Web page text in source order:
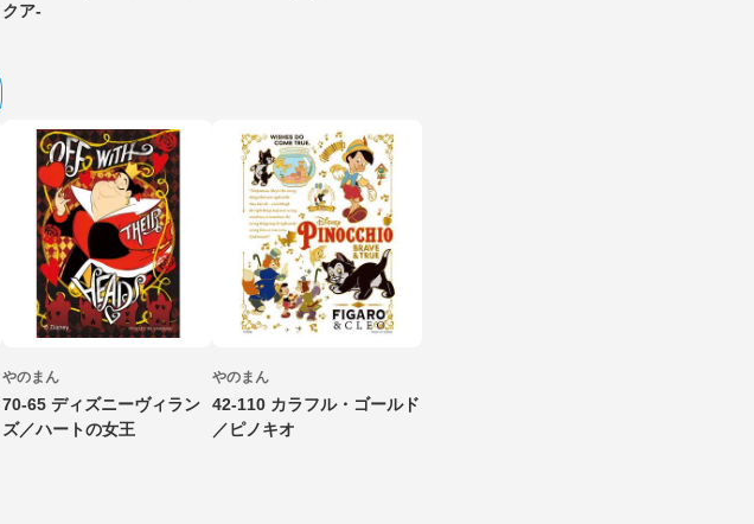
クア‐
やのまん
70-65 ディズニーヴィラン
ズ／ハートの女王
やのまん
42-110 カラフル・ゴールド
／ピノキオ